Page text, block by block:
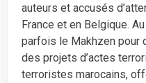
auteurs et accusés
France et en Belgique.
parfois le Makhzen pour
des projets d’actes
terroristes marocains,